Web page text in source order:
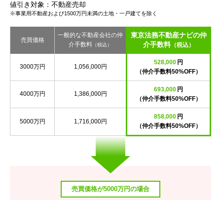
値引き対象：不動産売却
※事業用不動産および1500万円未満の土地・一戸建てを除く
売買価格
一般的な不動産会社の仲
介手数料 （税込）
東京法務不動産ナビの仲
介手数料（税込）
3000万円 1,056,000円
528,000 円
（仲介手数料50%OFF）
4000万円 1,386,000円
693,000 円
（仲介手数料50%OFF）
5000万円 1,716,000円
858,000 円
（仲介手数料50%OFF）
売買価格が5000万円の場合